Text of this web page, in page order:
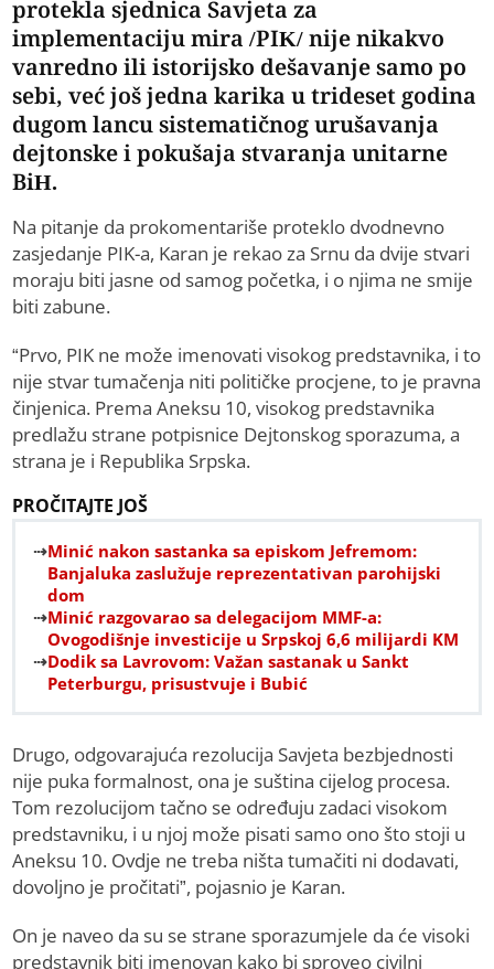
protekla sjednica Savjeta za
implementaciju mira /PIK/ nije nikakvo
vanredno ili istorijsko dešavanje samo po
sebi, već još jedna karika u trideset godina
dugom lancu sistematičnog urušavanja
dejtonske i pokušaja stvaranja unitarne
BiH.
Na pitanje da prokomentariše proteklo dvodnevno
zasjedanje PIK-a, Karan je rekao za Srnu da dvije stvari
moraju biti jasne od samog početka, i o njima ne smije
biti zabune.
“Prvo, PIK ne može imenovati visokog predstavnika, i to
nije stvar tumačenja niti političke procjene, to je pravna
činjenica. Prema Aneksu 10, visokog predstavnika
predlažu strane potpisnice Dejtonskog sporazuma, a
strana je i Republika Srpska.
PROČITAJTE JOŠ
Minić nakon sastanka sa episkom Jefremom:
Banjaluka zaslužuje reprezentativan parohijski
dom
Minić razgovarao sa delegacijom MMF-a:
Ovogodišnje investicije u Srpskoj 6,6 milijardi KM
Dodik sa Lavrovom: Važan sastanak u Sankt
Peterburgu, prisustvuje i Bubić
Drugo, odgovarajuća rezolucija Savjeta bezbjednosti
nije puka formalnost, ona je suština cijelog procesa.
Tom rezolucijom tačno se određuju zadaci visokom
predstavniku, i u njoj može pisati samo ono što stoji u
Aneksu 10. Ovdje ne treba ništa tumačiti ni dodavati,
dovoljno je pročitati”, pojasnio je Karan.
On je naveo da su se strane sporazumjele da će visoki
predstavnik biti imenovan kako bi sproveo civilni